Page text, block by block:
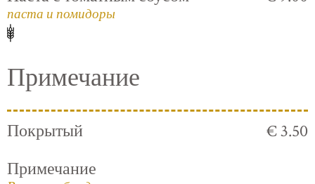
паста и помидоры
Примечание
Покрытый
€ 3.50
Примечание